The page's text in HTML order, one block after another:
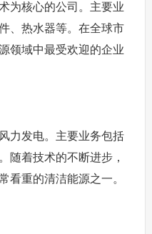
为核心的公司。主要业
、热水器等。在全球市
领域中最受欢迎的企业
力发电。主要业务包括
随着技术的不断进步，
看重的清洁能源之一。